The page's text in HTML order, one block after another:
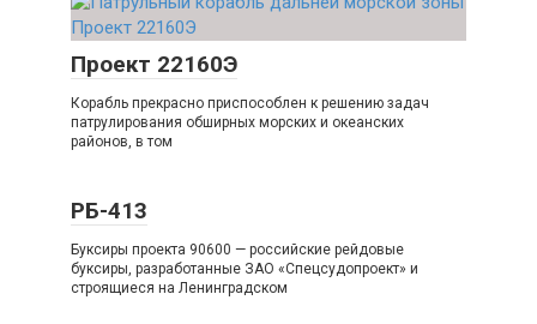
Проект 22160Э
Корабль прекрасно приспособлен к решению задач
патрулирования обширных морских и океанских
районов, в том
РБ-413
Буксиры проекта 90600 — российские рейдовые
буксиры, разработанные ЗАО «Спецсудопроект» и
строящиеся на Ленинградском